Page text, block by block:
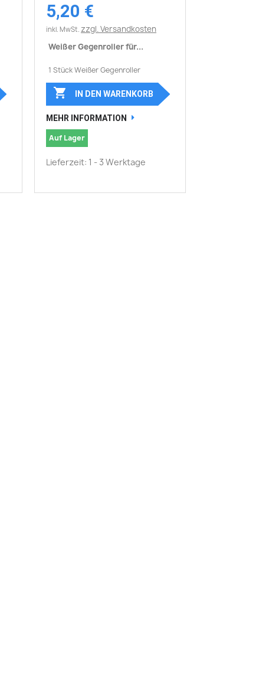

5,20 €
inkl. MwSt. zzgl. Versandkosten
Weißer Gegenroller für...
1 Stück Weißer Gegenroller
 IN DEN WARENKORB
MEHR INFORMATION
Auf Lager
Lieferzeit: 1 - 3 Werktage